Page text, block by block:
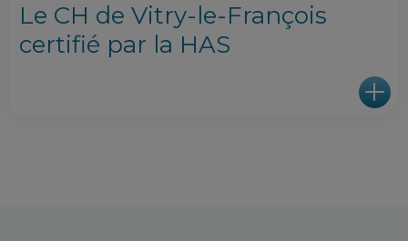
Le CH de Vitry-le-François
certifié par la HAS